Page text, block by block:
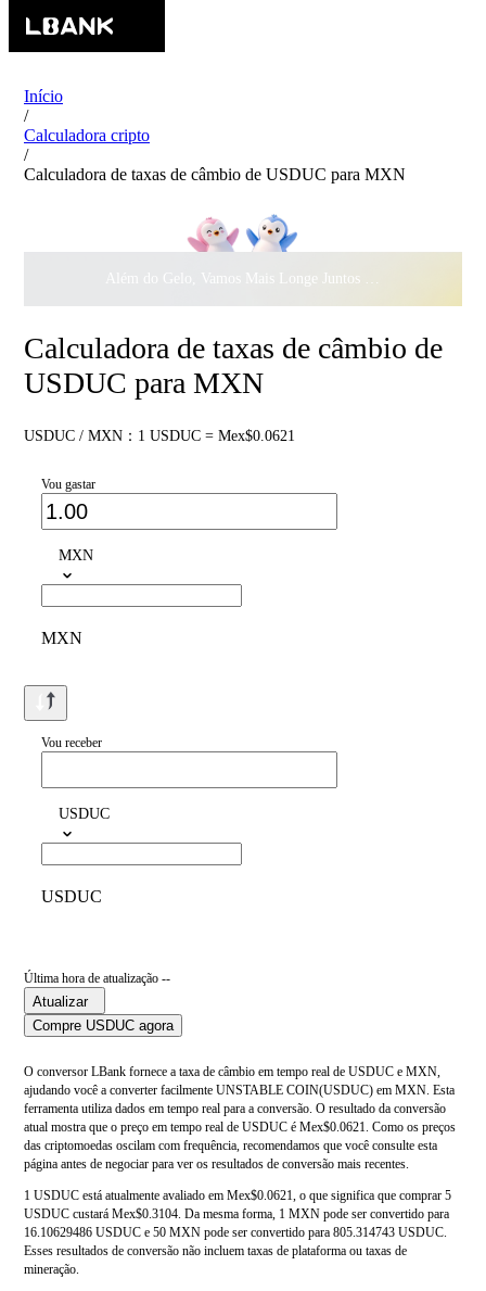
Início
/
Calculadora cripto
/
Calculadora de taxas de câmbio de USDUC para MXN
Além do Gelo, Vamos Mais Longe Juntos ·$500.000
Calculadora de taxas de câmbio de
USDUC para MXN
USDUC / MXN：1 USDUC = Mex$0.0621
Vou gastar
MXN
MXN
Vou receber
USDUC
USDUC
Última hora de atualização --
Atualizar
Compre USDUC agora
O conversor LBank fornece a taxa de câmbio em tempo real de USDUC e MXN,
ajudando você a converter facilmente UNSTABLE COIN(USDUC) em MXN. Esta
ferramenta utiliza dados em tempo real para a conversão. O resultado da conversão
atual mostra que o preço em tempo real de USDUC é Mex$0.0621. Como os preços
das criptomoedas oscilam com frequência, recomendamos que você consulte esta
página antes de negociar para ver os resultados de conversão mais recentes.
1 USDUC está atualmente avaliado em Mex$0.0621, o que significa que comprar 5
USDUC custará Mex$0.3104. Da mesma forma, 1 MXN pode ser convertido para
16.10629486 USDUC e 50 MXN pode ser convertido para 805.314743 USDUC.
Esses resultados de conversão não incluem taxas de plataforma ou taxas de
mineração.